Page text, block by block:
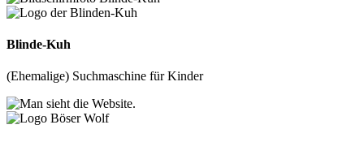
Blinde-Kuh
(Ehemalige) Suchmaschine für Kinder